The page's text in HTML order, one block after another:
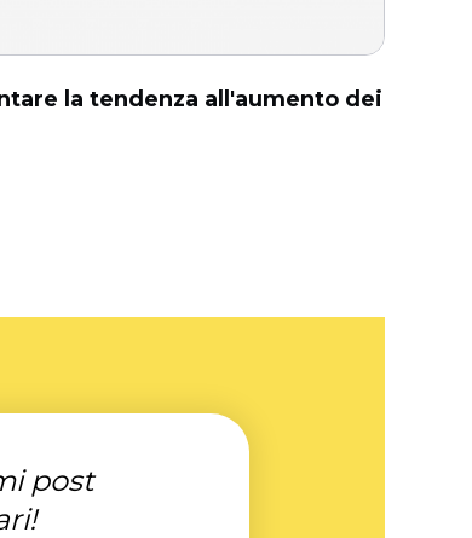
la tendenza all'aumento dei
post